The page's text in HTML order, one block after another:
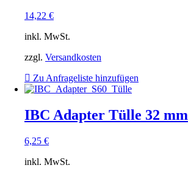
14,22 €
inkl. MwSt.
zzgl. Versandkosten
Zu Anfrageliste hinzufügen
IBC Adapter Tülle 32 mm
6,25 €
inkl. MwSt.